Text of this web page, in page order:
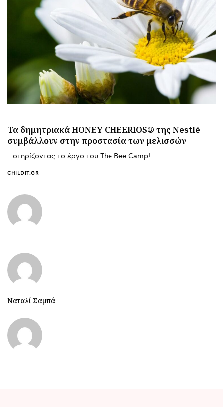
Τα δημητριακά HONEY CHEERIOS® της Nestlé
συμβάλλουν στην προστασία των μελισσών
…στηρίζοντας το έργο του The Bee Camp!
CHILDIT.GR
Ναταλί Σαμπά